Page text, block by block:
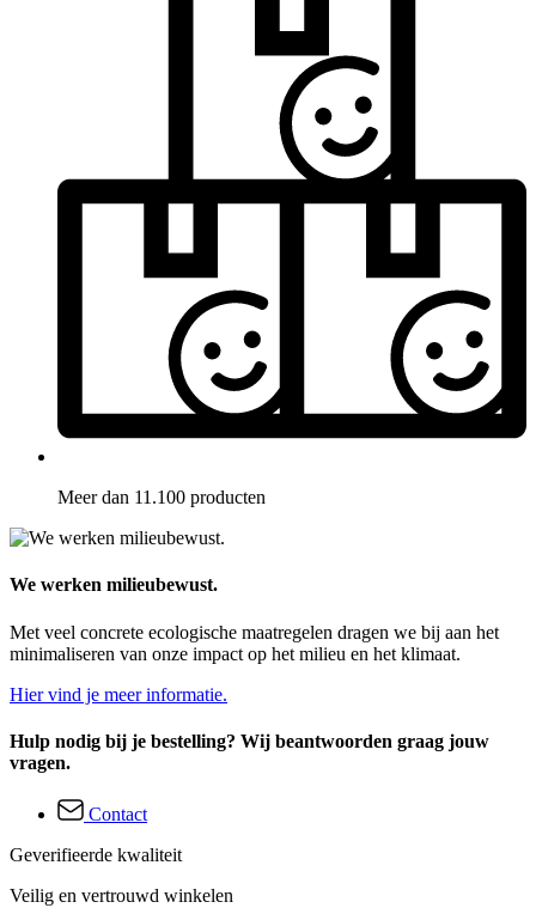
Meer dan 11.100 producten
We werken milieubewust.
Met veel concrete ecologische maatregelen dragen we bij aan het
minimaliseren van onze impact op het milieu en het klimaat.
Hier vind je meer informatie.
Hulp nodig bij je bestelling? Wij beantwoorden graag jouw
vragen.
Contact
Geverifieerde kwaliteit
Veilig en vertrouwd winkelen